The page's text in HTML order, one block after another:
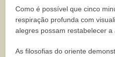
Como é possível que cinco
respiração profunda com
alegres possam restabelecer a
As filosofias do oriente